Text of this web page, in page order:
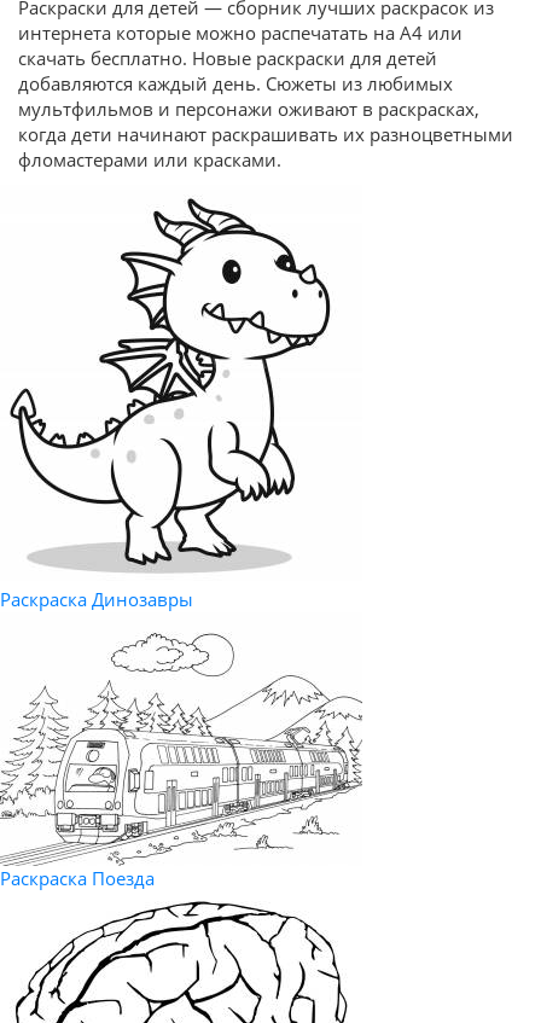
Раскраски для детей — сборник лучших раскрасок из
интернета которые можно распечатать на А4 или
скачать бесплатно. Новые раскраски для детей
добавляются каждый день. Сюжеты из любимых
мультфильмов и персонажи оживают в раскрасках,
когда дети начинают раскрашивать их разноцветными
фломастерами или красками.
Раскраска Динозавры
Раскраска Поезда